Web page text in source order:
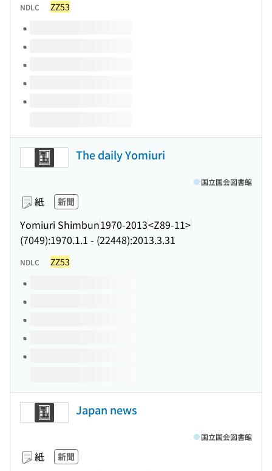
NDLC ZZ53
このタイトルの巻号
The daily Yomiuri
紙 新聞
Yomiuri Shimbun1970-2013<Z89-11>
(7049):1970.1.1 - (22448):2013.3.31
国立国会図書館
NDLC ZZ53
このタイトルの巻号
Japan news
紙 新聞
国立国会図書館